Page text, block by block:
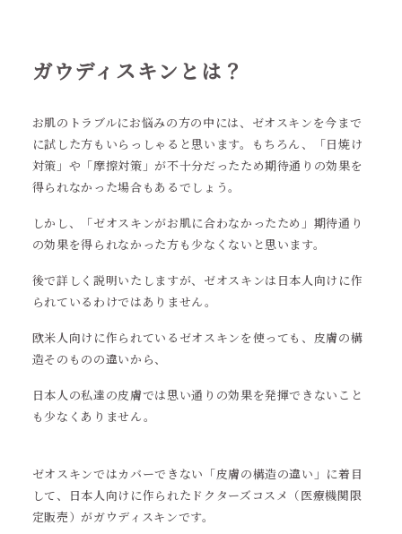
ガウディスキンとは？
お肌のトラブルにお悩みの方の中には、ゼオスキンを今まで
に試した方もいらっしゃると思います。もちろん、「日焼け
対策」や「摩擦対策」が不十分だったため期待通りの効果を
得られなかった場合もあるでしょう。
しかし、「ゼオスキンがお肌に合わなかったため」期待通り
の効果を得られなかった方も少なくないと思います。
後で詳しく説明いたしますが、ゼオスキンは日本人向けに作
られているわけではありません。
欧米人向けに作られているゼオスキンを使っても、皮膚の構
造そのものの違いから、
日本人の私達の皮膚では思い通りの効果を発揮できないこと
も少なくありません。
ゼオスキンではカバーできない「皮膚の構造の違い」に着目
して、日本人向けに作られたドクターズコスメ（医療機関限
定販売）がガウディスキンです。